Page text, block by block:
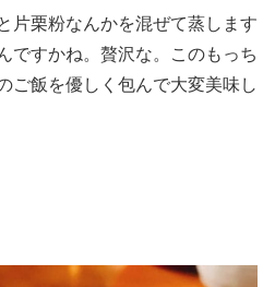
片栗粉なんかを混ぜて蒸します
ですかね。贅沢な。このもっち
ご飯を優しく包んで大変美味し